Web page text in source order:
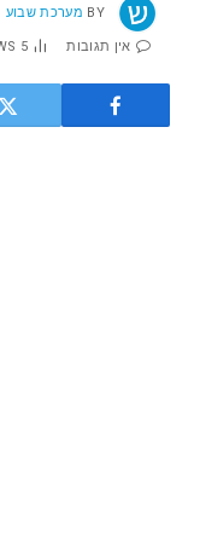
BY מערכת שבוע
אין תגובות 5